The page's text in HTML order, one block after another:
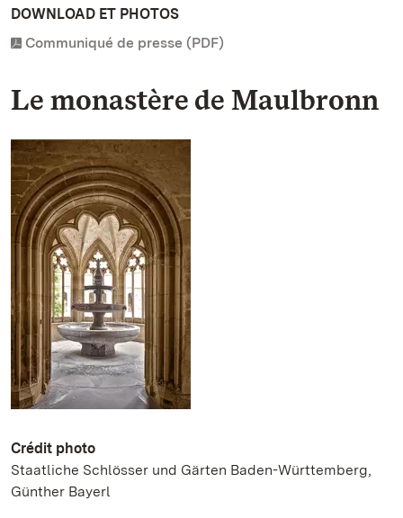
DOWNLOAD ET PHOTOS
Communiqué de presse (PDF)
Le monastère de Maulbronn
Crédit photo
Staatliche Schlösser und Gärten Baden-Württemberg,
Günther Bayerl